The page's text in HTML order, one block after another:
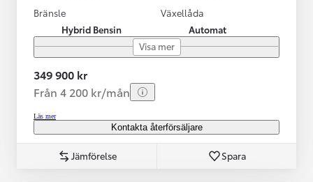
Bränsle
Hybrid Bensin
Växellåda
Automat
Visa mer
349 900 kr
Från 4 200 kr/mån
Läs mer
Kontakta återförsäljare
Jämförelse Spara